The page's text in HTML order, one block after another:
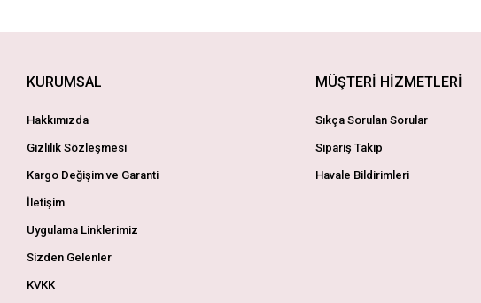
KURUMSAL
Hakkımızda
Gizlilik Sözleşmesi
Kargo Değişim ve Garanti
İletişim
Uygulama Linklerimiz
Sizden Gelenler
KVKK
MÜŞTERİ HİZMETLERİ
Sıkça Sorulan Sorular
Sipariş Takip
Havale Bildirimleri